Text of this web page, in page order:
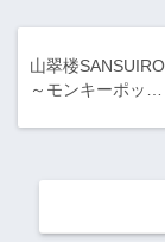
山翠楼
～モンキーポッ…